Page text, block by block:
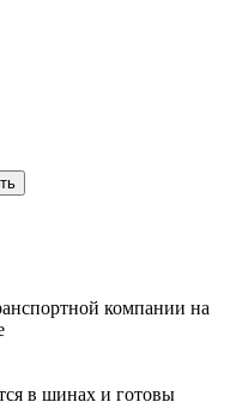
компании на
в шинах и готовы